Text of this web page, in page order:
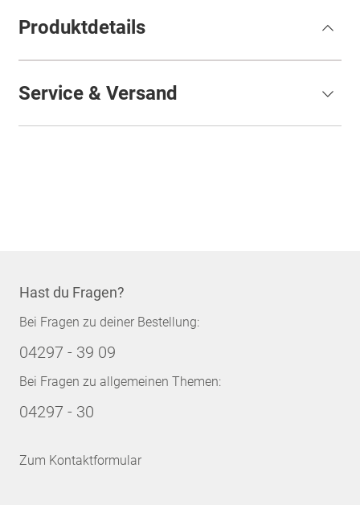
Produktdetails
Service & Versand
Hast du Fragen?
Bei Fragen zu deiner Bestellung:
04297 - 39 09
Bei Fragen zu allgemeinen Themen:
04297 - 30
Zum Kontaktformular